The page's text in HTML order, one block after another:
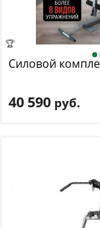
🏆
Силовой
40 590 руб.
138 см х